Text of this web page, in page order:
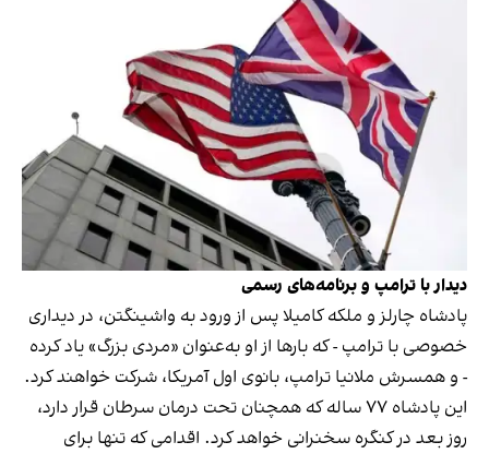
دیدار با ترامپ و برنامه‌های رسمی
پادشاه چارلز و ملکه کامیلا پس از ورود به واشینگتن، در دیداری
خصوصی با ترامپ - که بارها از او به‌عنوان «مردی بزرگ» یاد کرده
- و همسرش ملانیا ترامپ، بانوی اول آمریکا، شرکت خواهند کرد.
این پادشاه ۷۷ ساله که همچنان تحت درمان سرطان قرار دارد،
روز بعد در کنگره سخنرانی خواهد کرد. اقدامی که تنها برای